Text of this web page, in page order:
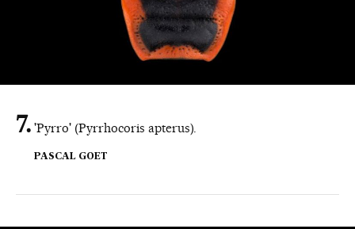
'Pyrro' (Pyrrhocoris apterus).
PASCAL GOET